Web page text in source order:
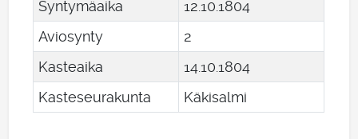
Syntymäaika
12101804
Aviosynty
2
Kasteaika
14.101804
Kasteseurakunta
Käkisalmi